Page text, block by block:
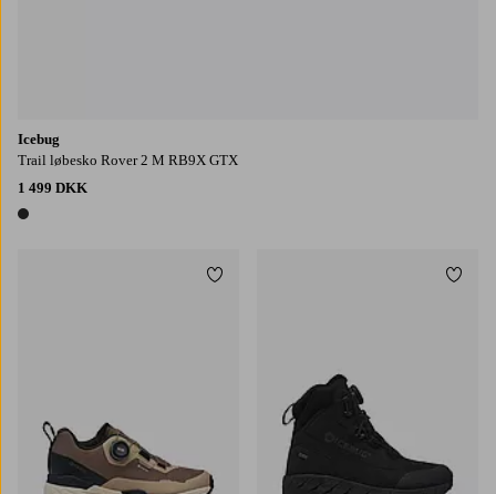
Icebug
Trail løbesko Rover 2 M RB9X GTX
1 499 DKK
1 farve
Tilføj til favoritter